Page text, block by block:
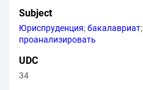
Subject
Юриспруденция;бакалавриат;
проанализировать
UDC
34